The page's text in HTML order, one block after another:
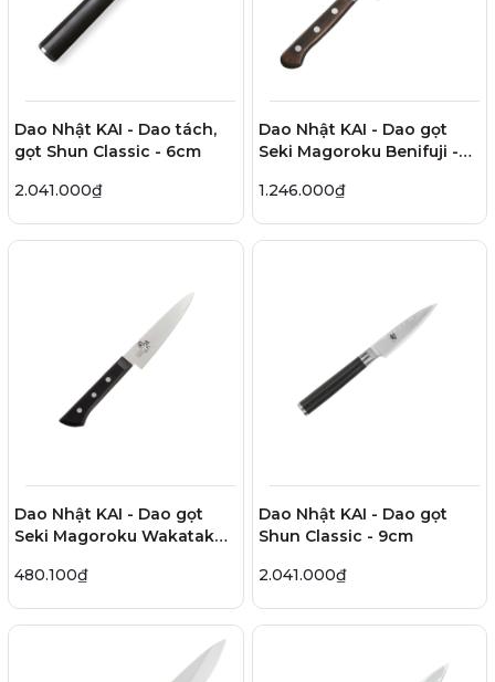
Dao Nhật KAI - Dao tách,
gọt Shun Classic - 6cm
2.041.000₫
Dao Nhật KAI - Dao gọt
Seki Magoroku Benifuji -
1.246.000₫
Dao Nhật KAI - Dao gọt
Seki Magoroku Wakatake -
480.100₫
Dao Nhật KAI - Dao gọt
Shun Classic - 9cm
2.041.000₫